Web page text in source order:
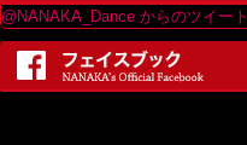
@NANAKA_Dance からのツイート